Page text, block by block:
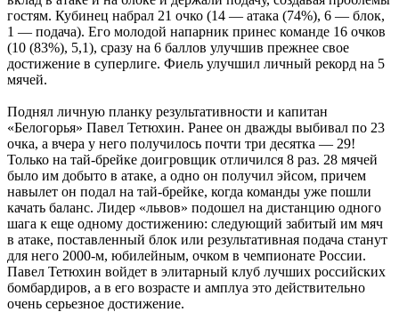
гостям. Кубинец набрал 21 очко (14 — атака (74%), 6 — блок,
1 — подача). Его молодой напарник принес команде 16 очков
(10 (83%), 5,1), сразу на 6 баллов улучшив прежнее свое
достижение в суперлиге. Фиель улучшил личный рекорд на 5
мячей.
Поднял личную планку результативности и капитан
«Белогорья» Павел Тетюхин. Ранее он дважды выбивал по 23
очка, а вчера у него получилось почти три десятка — 29!
Только на тай-брейке доигровщик отличился 8 раз. 28 мячей
было им добыто в атаке, а одно он получил эйсом, причем
навылет он подал на тай-брейке, когда команды уже пошли
качать баланс. Лидер «львов» подошел на дистанцию одного
шага к еще одному достижению: следующий забитый им мяч
в атаке, поставленный блок или результативная подача станут
для него 2000-м, юбилейным, очком в чемпионате России.
Павел Тетюхин войдет в элитарный клуб лучших российских
бомбардиров, а в его возрасте и амплуа это действительно
очень серьезное достижение.